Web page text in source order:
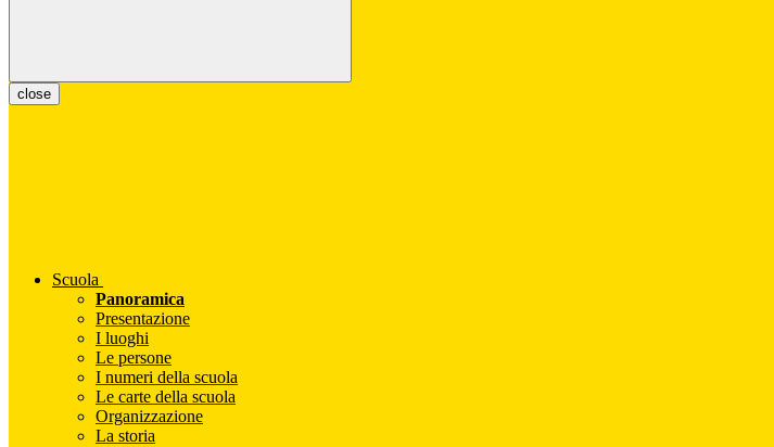
close
Scuola
Panoramica
Presentazione
I luoghi
Le persone
I numeri della scuola
Le carte della scuola
Organizzazione
La storia